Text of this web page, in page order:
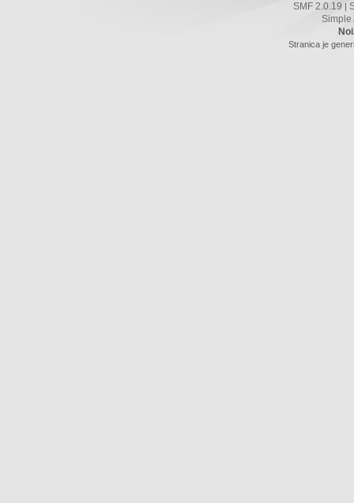
SMF 2.0.19
Simple
Stranica je